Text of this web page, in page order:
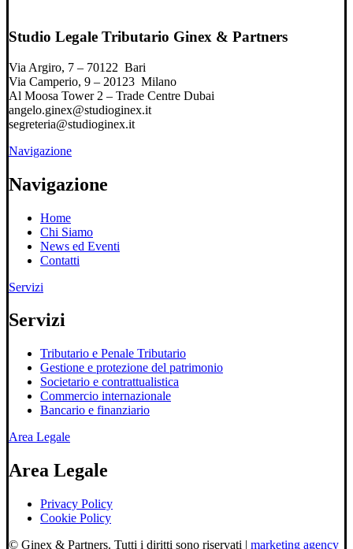
Studio Legale Tributario Ginex & Partners
Via Argiro, 7 – 70122 Bari
Via Camperio, 9 – 20123 Milano
Al Moosa Tower 2 – Trade Centre Dubai
angelo.ginex@studioginex.it
segreteria@studioginex.it
Navigazione
Navigazione
Home
Chi Siamo
News ed Eventi
Contatti
Servizi
Servizi
Tributario e Penale Tributario
Gestione e protezione del patrimonio
Societario e contrattualistica
Commercio internazionale
Bancario e finanziario
Area Legale
Area Legale
Privacy Policy
Cookie Policy
© Ginex & Partners. Tutti i diritti sono riservati | marketing agency